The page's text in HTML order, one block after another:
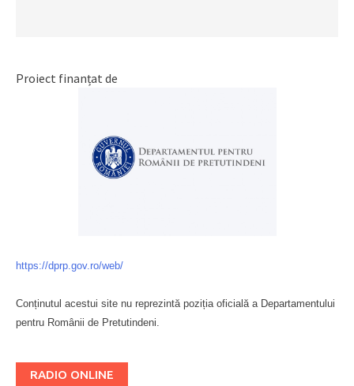
Proiect finanțat de
https://dprp.gov.ro/web/
Conținutul acestui site nu reprezintă poziția oficială a Departamentului
pentru Românii de Pretutindeni.
RADIO ONLINE